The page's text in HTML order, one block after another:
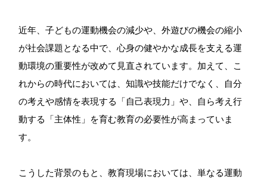
近年、子どもの運動機会の減少や、外遊びの機会の縮小
が社会課題となる中で、心身の健やかな成長を支える運
動環境の重要性が改めて見直されています。加えて、こ
れからの時代においては、知識や技能だけでなく、自分
の考えや感情を表現する「自己表現力」や、自ら考え行
動する「主体性」を育む教育の必要性が高まっていま
す。
こうした背景のもと、教育現場においては、単なる運動